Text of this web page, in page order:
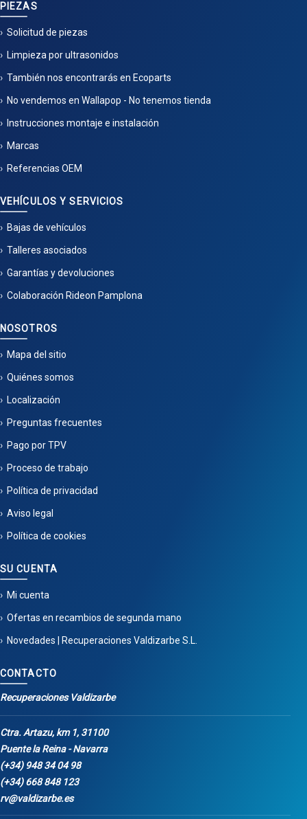
PIEZAS
Solicitud de piezas
Limpieza por ultrasonidos
También nos encontrarás en Ecoparts
No vendemos en Wallapop - No tenemos tienda
Instrucciones montaje e instalación
Marcas
Referencias OEM
VEHÍCULOS Y SERVICIOS
Bajas de vehículos
Talleres asociados
Garantías y devoluciones
Colaboración Rideon Pamplona
NOSOTROS
Mapa del sitio
Quiénes somos
Localización
Preguntas frecuentes
Pago por TPV
Proceso de trabajo
Política de privacidad
Aviso legal
Política de cookies
SU CUENTA
Mi cuenta
Ofertas en recambios de segunda mano
Novedades | Recuperaciones Valdizarbe S.L.
CONTACTO
Recuperaciones Valdizarbe
Ctra. Artazu, km 1, 31100
Puente la Reina - Navarra
(+34) 948 34 04 98
(+34) 668 848 123
rv@valdizarbe.es